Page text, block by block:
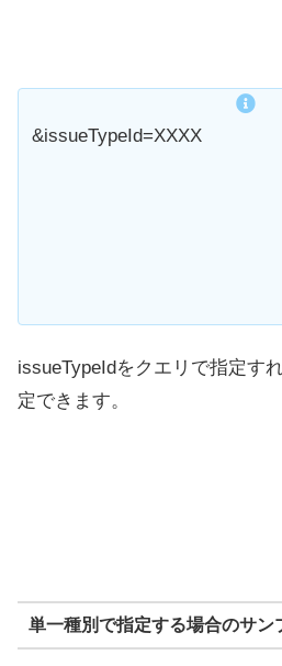
&issueTypeId=XXXX
issueTypeIdをクエリで指定す
定できます。
単一種別で指定する場合のサン